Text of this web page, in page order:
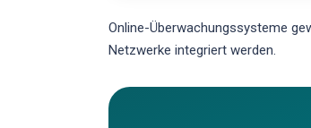
Online-Überwachungssysteme
Netzwerke integriert werden.